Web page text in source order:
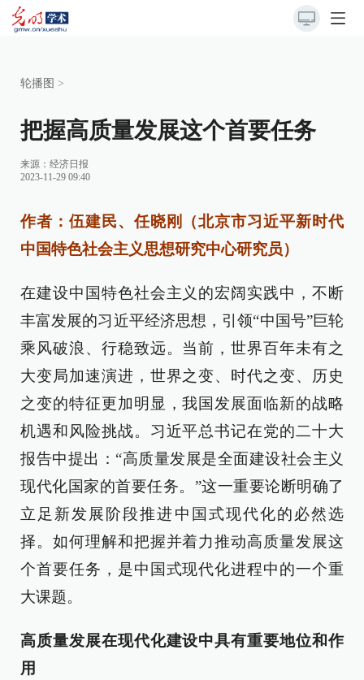
轮播图 >
把握高质量发展这个首要任务
来源： 经济日报
2023-11-29 09:40
作者：伍建民、任晓刚（北京市习近平新时代
中国特色社会主义思想研究中心研究员）
在建设中国特色社会主义的宏阔实践中，不断
丰富发展的习近平经济思想，引领“中国号”巨轮
乘风破浪、行稳致远。当前，世界百年未有之
大变局加速演进，世界之变、时代之变、历史
之变的特征更加明显，我国发展面临新的战略
机遇和风险挑战。习近平总书记在党的二十大
报告中提出：“高质量发展是全面建设社会主义
现代化国家的首要任务。”这一重要论断明确了
立足新发展阶段推进中国式现代化的必然选
择。如何理解和把握并着力推动高质量发展这
个首要任务，是中国式现代化进程中的一个重
大课题。
高质量发展在现代化建设中具有重要地位和作
用